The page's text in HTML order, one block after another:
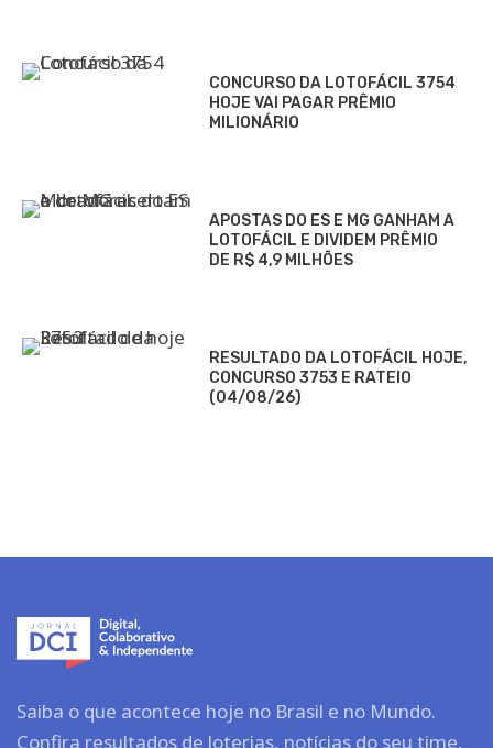
CONCURSO DA LOTOFÁCIL 3754
HOJE VAI PAGAR PRÊMIO
MILIONÁRIO
APOSTAS DO ES E MG GANHAM A
LOTOFÁCIL E DIVIDEM PRÊMIO
DE R$ 4,9 MILHÕES
RESULTADO DA LOTOFÁCIL HOJE,
CONCURSO 3753 E RATEIO
(04/08/26)
Saiba o que acontece hoje no Brasil e no Mundo.
Confira resultados de loterias, notícias do seu time,